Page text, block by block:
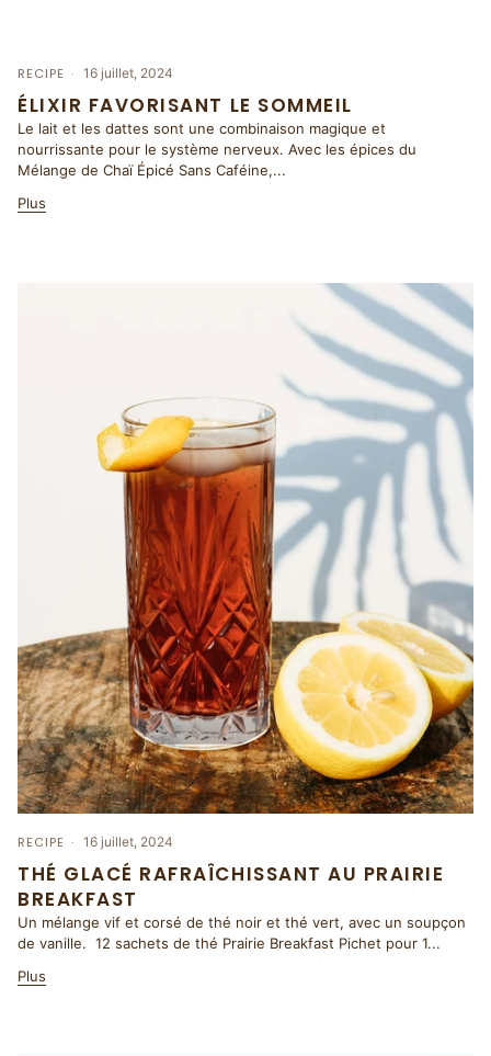
RECIPE 16 juillet, 2024
ÉLIXIR FAVORISANT LE SOMMEIL
Le lait et les dattes sont une combinaison magique et
nourrissante pour le système nerveux. Avec les épices du
Mélange de Chaï Épicé Sans Caféine,...
Plus
RECIPE 16 juillet, 2024
THÉ GLACÉ RAFRAÎCHISSANT AU PRAIRIE
BREAKFAST
Un mélange vif et corsé de thé noir et thé vert, avec un soupçon
de vanille. 12 sachets de thé Prairie Breakfast Pichet pour 1...
Plus